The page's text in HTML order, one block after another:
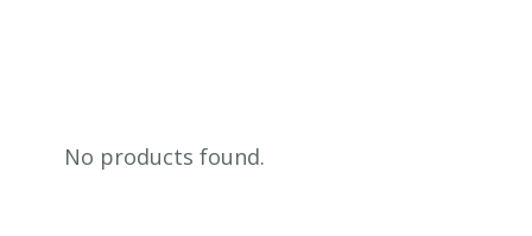
No products found.